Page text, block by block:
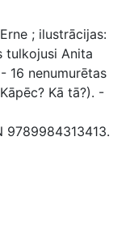
; ilustrācijas:
tulkojusi Anita
16 nenumurētas
Kā tā?). -